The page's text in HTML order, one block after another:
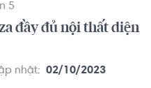
5
đầy đủ nội thất diện
nhật: 02/10/2023